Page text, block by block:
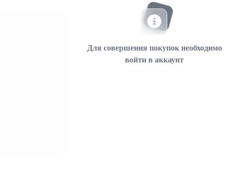
Для совершения покупок необходимо
войти в аккаунт